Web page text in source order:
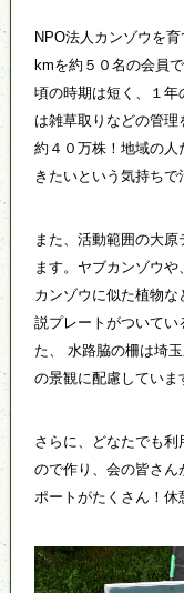
NPO法人カンゾウを
kmを約５０名の会員
頃の時期は短く、１年
は雑草取りなどの管
約４０万株！地域の
きたいという気持ちで
また、活動範囲の大
ます。ヤブカンゾウ
カンゾウに似た植物
説プレートがついてい
た、 水路脇の柵は埼
の景観に配慮していま
さらに、どなたでも
ので作り、会の皆さ
ポートがたくさん！休